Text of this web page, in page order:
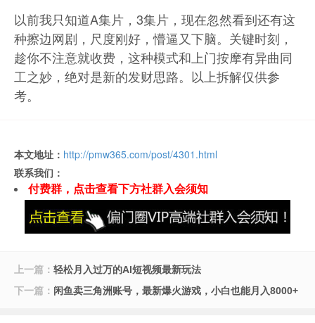
以前我只知道A集片，3集片，现在忽然看到还有这
种擦边网剧，尺度刚好，懵逼又下脑。关键时刻，
趁你不注意就收费，这种模式和上门按摩有异曲同
工之妙，绝对是新的发财思路。以上拆解仅供参
考。
本文地址： http://pmw365.com/post/4301.html
联系我们：
付费群，点击查看下方社群入会须知
上一篇： 轻松月入过万的AI短视频最新玩法
下一篇： 闲鱼卖三角洲账号，最新爆火游戏，小白也能月入8000+